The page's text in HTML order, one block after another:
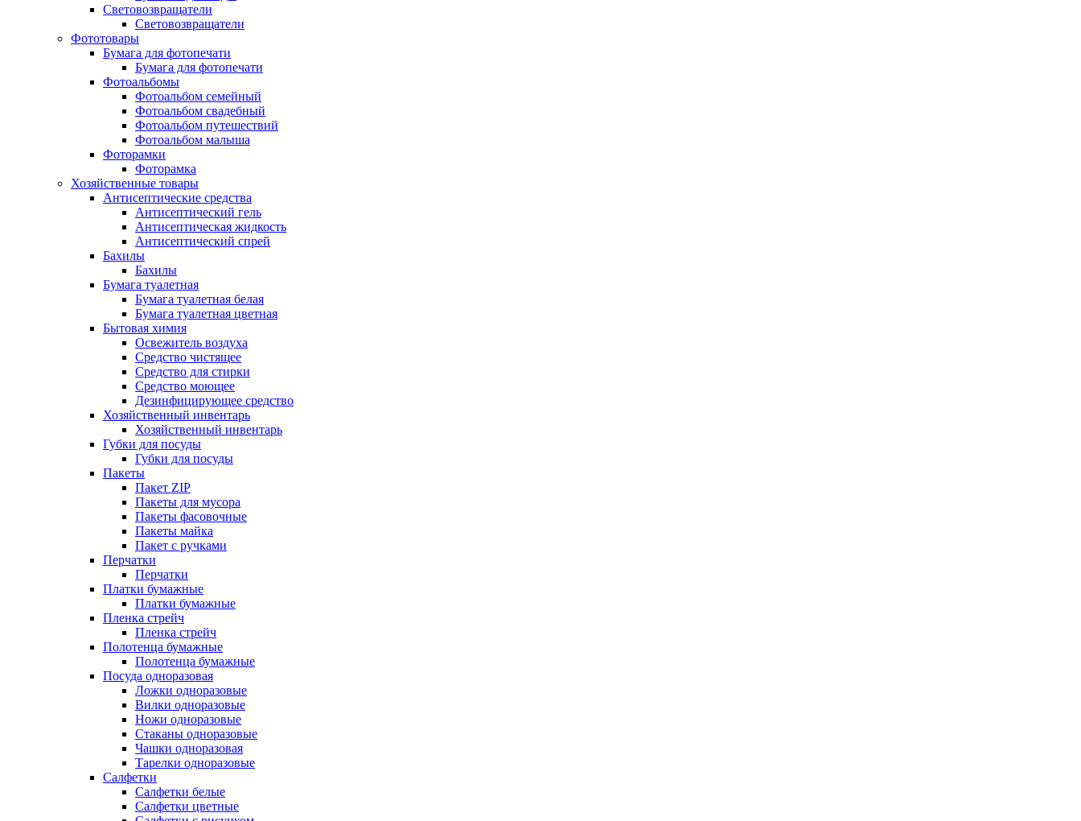
Световозвращатели
Световозвращатели
Фототовары
Бумага для фотопечати
Бумага для фотопечати
Фотоальбомы
Фотоальбом семейный
Фотоальбом свадебный
Фотоальбом путешествий
Фотоальбом малыша
Фоторамки
Фоторамка
Хозяйственные товары
Антисептические средства
Антисептический гель
Антисептическая жидкость
Антисептический спрей
Бахилы
Бахилы
Бумага туалетная
Бумага туалетная белая
Бумага туалетная цветная
Бытовая химия
Освежитель воздуха
Средство чистящее
Средство для стирки
Средство моющее
Дезинфицирующее средство
Хозяйственный инвентарь
Хозяйственный инвентарь
Губки для посуды
Губки для посуды
Пакеты
Пакет ZIP
Пакеты для мусора
Пакеты фасовочные
Пакеты майка
Пакет с ручками
Перчатки
Перчатки
Платки бумажные
Платки бумажные
Пленка стрейч
Пленка стрейч
Полотенца бумажные
Полотенца бумажные
Посуда одноразовая
Ложки одноразовые
Вилки одноразовые
Ножи одноразовые
Стаканы одноразовые
Чашки одноразовая
Тарелки одноразовые
Салфетки
Салфетки белые
Салфетки цветные